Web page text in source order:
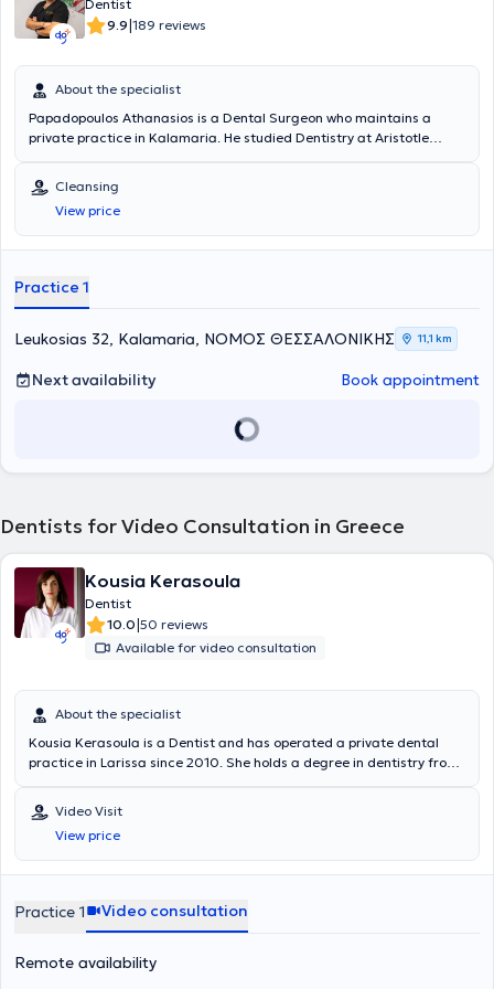
Dentist
9.9|189 reviews
About the specialist
Papadopoulos Athanasios is a Dental Surgeon who maintains a
private practice in Kalamaria. He studied Dentistry at Aristotle
degree (MSc) in Aesthetic and Restorative Dentistry at the same
institution. He has served as a Dental Officer at the Military Hospital
KIXNE in Didymoteicho and volunteered as a Dentist at the Social
Clinic of Thessaloniki. Finally, he works within the broad field of
Cleansing
View price
Practice 1
Leukosias 32, Kalamaria, ΝΟΜΟΣ ΘΕΣΣΑΛΟΝΙΚΗΣ 11,1 km
Next availability Book appointment
Dentists for Video Consultation in Greece
Kousia Kerasoula
Dentist
10.0|50 reviews
Available for video consultation
About the specialist
Kousia Kerasoula is a Dentist and has operated a private dental
practice in Larissa since 2010. She holds a degree in dentistry from
She has worked in a private dental clinic in Larissa and as a
volunteer at the Dental Clinic of the Military Hospital of Larissa.
Additionally, she worked as an associate dentist at the Antwerp
House dental clinic in Cambridge, England, practicing general
and seminars as part of her continuous professional development.
Video Visit
View price
Practice 1 Video consultation
Remote availability